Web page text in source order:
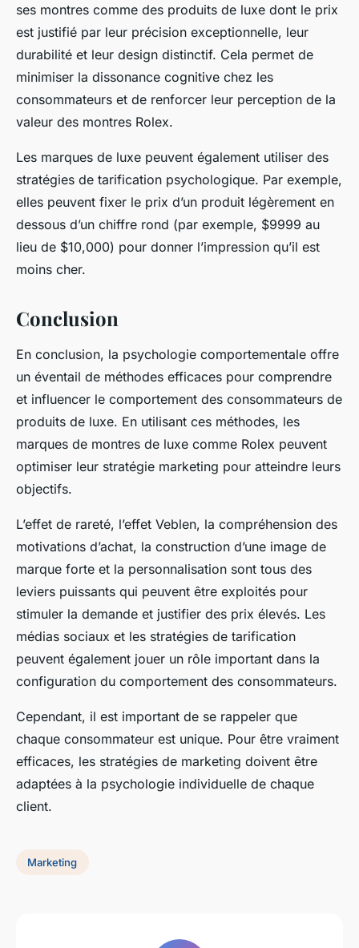
ses montres comme des produits de luxe dont le prix
est justifié par leur précision exceptionnelle, leur
durabilité et leur design distinctif. Cela permet de
minimiser la dissonance cognitive chez les
consommateurs et de renforcer leur perception de la
valeur des montres Rolex.
Les marques de luxe peuvent également utiliser des
stratégies de tarification psychologique. Par exemple,
elles peuvent fixer le prix d’un produit légèrement en
dessous d’un chiffre rond (par exemple, $9999 au
lieu de $10,000) pour donner l’impression qu’il est
moins cher.
Conclusion
En conclusion, la psychologie comportementale offre
un éventail de méthodes efficaces pour comprendre
et influencer le comportement des consommateurs de
produits de luxe. En utilisant ces méthodes, les
marques de montres de luxe comme Rolex peuvent
optimiser leur stratégie marketing pour atteindre leurs
objectifs.
L’effet de rareté, l’effet Veblen, la compréhension des
motivations d’achat, la construction d’une image de
marque forte et la personnalisation sont tous des
leviers puissants qui peuvent être exploités pour
stimuler la demande et justifier des prix élevés. Les
médias sociaux et les stratégies de tarification
peuvent également jouer un rôle important dans la
configuration du comportement des consommateurs.
Cependant, il est important de se rappeler que
chaque consommateur est unique. Pour être vraiment
efficaces, les stratégies de marketing doivent être
adaptées à la psychologie individuelle de chaque
client.
Marketing